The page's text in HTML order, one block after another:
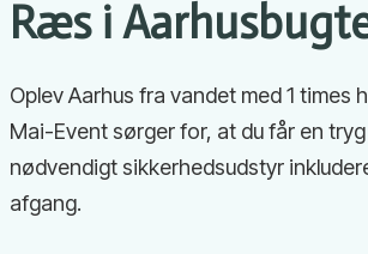
Ræs i
Oplev Aarhus fra vandet med 1 times
Mai-Event sørger for, at du får en
nødvendigt sikkerhedsudstyr
afgang.